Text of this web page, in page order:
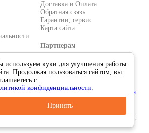
Доставка и Оплата
Обратная связь
Гарантии, сервис
Карта сайта
Партнерам
Условия работы
Реквизиты
магазин. Все для туризма и рыбалки. Тел.:
используем куки для улучшения работы
Продолжая пользоваться сайтом, вы
с
конфиденциальности.
Принять